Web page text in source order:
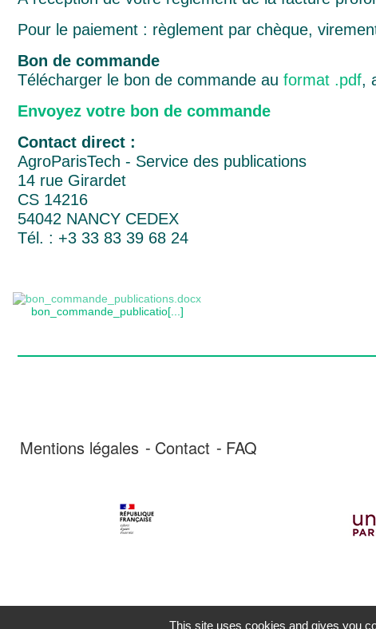
Pour le paiement : règlement par chèque,
Bon de commande
Télécharger le bon de commande au format .pdf,
Envoyez votre bon de commande
Contact direct :
AgroParisTech - Service des publications
14 rue Girardet
CS 14216
54042 NANCY CEDEX
Tél. : +3 33 83 39 68 24
bon_commande_publicatio[...]
Mentions légales Contact FAQ
This site uses cookies and gives you